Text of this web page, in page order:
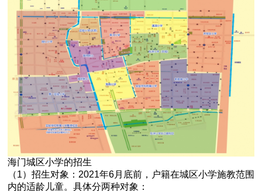
海门城区小学的招生
（1）招生对象：2021年6月底前，户籍在城区小学施教范围
内的适龄儿童。具体分两种对象：